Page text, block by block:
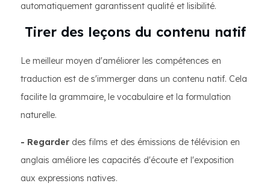
automatiquement garantissent qualité et lisibilité.
Tirer des leçons du contenu natif
Le meilleur moyen d'améliorer les compétences en
traduction est de s'immerger dans un contenu natif. Cela
facilite la grammaire, le vocabulaire et la formulation
naturelle.
- Regarder des films et des émissions de télévision en
anglais améliore les capacités d'écoute et l'exposition
aux expressions natives.